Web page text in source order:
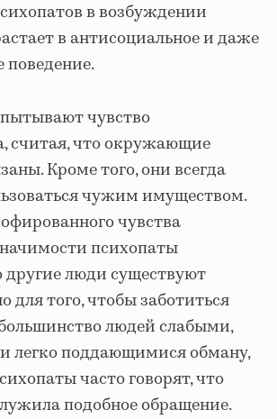
в возбуждении
в антисоциальное и даже
чувство
считая, что окружающие
Кроме того, они всегда
чужим имуществом.
чувства
психопаты
люди существуют
для того, чтобы заботиться
людей слабыми,
поддающимися обману,
часто говорят, что
подобное обращение.